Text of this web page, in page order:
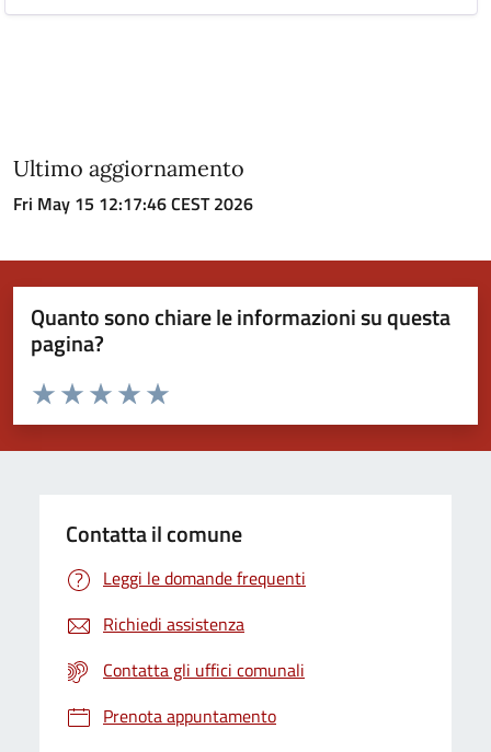
Ultimo aggiornamento
Fri May 15 12:17:46 CEST 2026
Quanto sono chiare le informazioni su questa
pagina?
Valuta da 1 a 5 stelle la pagina
Valuta 5 stelle su 5
Valuta 4 stelle su 5
Valuta 3 stelle su 5
Valuta 2 stelle su 5
Valuta 1 stelle su 5
Contatta il comune
Leggi le domande frequenti
Richiedi assistenza
Contatta gli uffici comunali
Prenota appuntamento